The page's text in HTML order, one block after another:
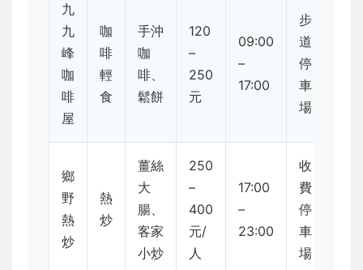
九
九
峰
咖
啡
屋
咖
啡
輕
食
手沖
咖
啡、
鬆餅
120
–
250
元
09:00
–
17:00
步
道
停
車
場
鄉
野
熱
炒
熱
炒
薑絲
大
腸、
客家
小炒
250
–
400
元/
人
17:00
–
23:00
收
費
停
車
場